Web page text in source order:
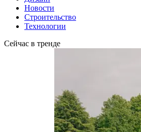
Новости
Строительство
Технологии
Сейчас в тренде